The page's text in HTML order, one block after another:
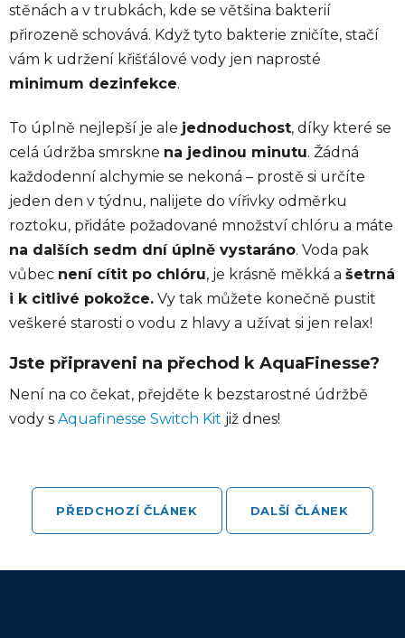
stěnách a v trubkách, kde se většina bakterií
přirozeně schovává. Když tyto bakterie zničíte, stačí
vám k udržení křišťálové vody jen naprosté
minimum dezinfekce.
To úplně nejlepší je ale jednoduchost, díky které se
celá údržba smrskne na jedinou minutu. Žádná
každodenní alchymie se nekoná – prostě si určíte
jeden den v týdnu, nalijete do vířivky odměrku
roztoku, přidáte požadované množství chlóru a máte
na dalších sedm dní úplně vystaráno. Voda pak
vůbec není cítit po chlóru, je krásně měkká a šetrná
i k citlivé pokožce. Vy tak můžete konečně pustit
veškeré starosti o vodu z hlavy a užívat si jen relax!
Jste připraveni na přechod k AquaFinesse?
Není na co čekat, přejděte k bezstarostné údržbě
vody s Aquafinesse Switch Kit již dnes!
PŘEDCHOZÍ ČLÁNEK DALŠÍ ČLÁNEK